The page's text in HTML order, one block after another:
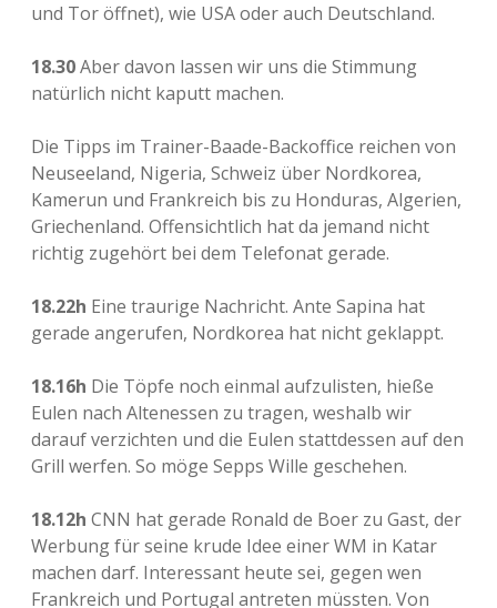
und Tor öffnet), wie USA oder auch Deutschland.
18.30Aber davon lassen wir uns die Stimmung
natürlich nicht kaputt machen.
Die Tipps im Trainer-Baade-Backoffice reichen von
Neuseeland, Nigeria, Schweiz über Nordkorea,
Kamerun und Frankreich bis zu Honduras, Algerien,
Griechenland. Offensichtlich hat da jemand nicht
richtig zugehört bei dem Telefonat gerade.
18.22h Eine traurige Nachricht. Ante Sapina hat
gerade angerufen, Nordkorea hat nicht geklappt.
18.16h Die Töpfe noch einmal aufzulisten, hieße
Eulen nach Altenessen zu tragen, weshalb wir
darauf verzichten und die Eulen stattdessen auf den
Grill werfen. So möge Sepps Wille geschehen.
18.12h CNN hat gerade Ronald de Boer zu Gast, der
Werbung für seine krude Idee einer WM in Katar
machen darf. Interessant heute sei, gegen wen
Frankreich und Portugal antreten müssten. Von